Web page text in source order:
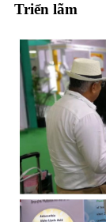
Triển lãm